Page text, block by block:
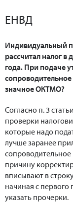
ЕНВД
Индивидуальный
рассчитал налог в
года. При подаче
значное ОКТМО?
Согласно п. 3
проверки
которые надо
лучше заранее
причину
вписывают в
начиная с первого
указать прочерки.